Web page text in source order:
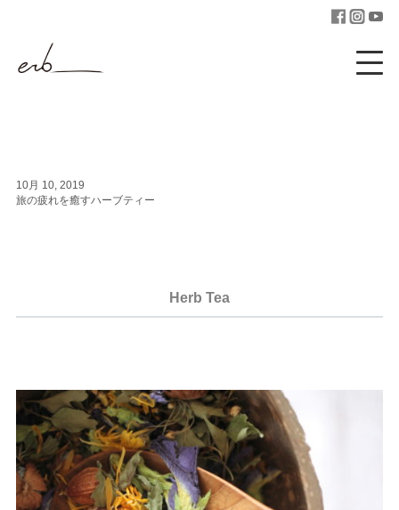
10月 10, 2019
旅の疲れを癒すハーブティー
Herb Tea